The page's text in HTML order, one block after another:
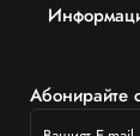
Абонирайте